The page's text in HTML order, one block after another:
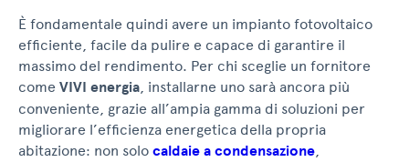
È fondamentale quindi avere un impianto fotovoltaico
efficiente, facile da pulire e capace di garantire il
massimo del rendimento. Per chi sceglie un fornitore
come VIVI energia, installarne uno sarà ancora più
conveniente, grazie all’ampia gamma di soluzioni per
migliorare l’efficienza energetica della propria
abitazione: non solo caldaie a condensazione,